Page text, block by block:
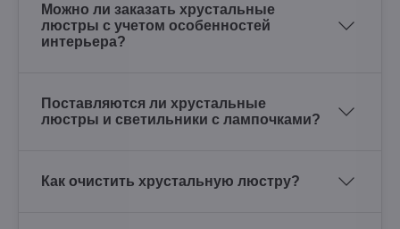
Можно ли заказать хрустальные
люстры с учетом особенностей
интерьера?
Поставляются ли хрустальные
люстры и светильники с лампочками?
Как очистить хрустальную люстру?